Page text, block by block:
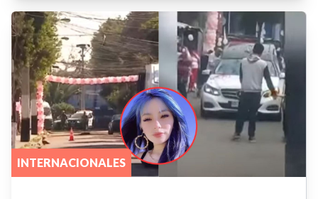
INTERNACIONALES